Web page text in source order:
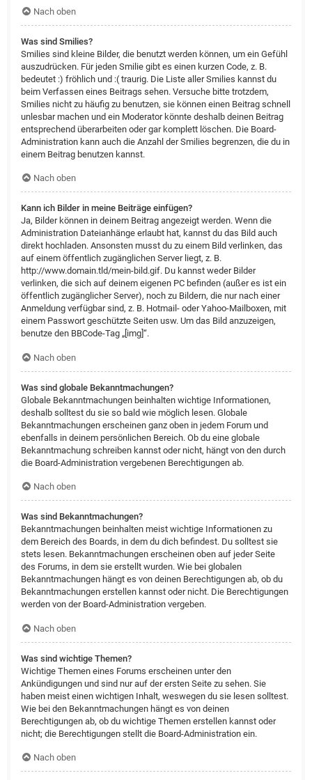
Nach oben
Was sind Smilies?
Smilies sind kleine Bilder, die benutzt werden können, um ein Gefühl
auszudrücken. Für jeden Smilie gibt es einen kurzen Code, z. B.
bedeutet :) fröhlich und :( traurig. Die Liste aller Smilies kannst du
beim Verfassen eines Beitrags sehen. Versuche bitte trotzdem,
Smilies nicht zu häufig zu benutzen, sie können einen Beitrag schnell
unlesbar machen und ein Moderator könnte deshalb deinen Beitrag
entsprechend überarbeiten oder gar komplett löschen. Die Board-
Administration kann auch die Anzahl der Smilies begrenzen, die du in
einem Beitrag benutzen kannst.
Nach oben
Kann ich Bilder in meine Beiträge einfügen?
Ja, Bilder können in deinem Beitrag angezeigt werden. Wenn die
Administration Dateianhänge erlaubt hat, kannst du das Bild auch
direkt hochladen. Ansonsten musst du zu einem Bild verlinken, das
auf einem öffentlich zugänglichen Server liegt, z. B.
http://www.domain.tld/mein-bild.gif. Du kannst weder Bilder
verlinken, die sich auf deinem eigenen PC befinden (außer es ist ein
öffentlich zugänglicher Server), noch zu Bildern, die nur nach einer
Anmeldung verfügbar sind, z. B. Hotmail- oder Yahoo-Mailboxen, mit
einem Passwort geschützte Seiten usw. Um das Bild anzuzeigen,
benutze den BBCode-Tag „[img]“.
Nach oben
Was sind globale Bekanntmachungen?
Globale Bekanntmachungen beinhalten wichtige Informationen,
deshalb solltest du sie so bald wie möglich lesen. Globale
Bekanntmachungen erscheinen ganz oben in jedem Forum und
ebenfalls in deinem persönlichen Bereich. Ob du eine globale
Bekanntmachung schreiben kannst oder nicht, hängt von den durch
die Board-Administration vergebenen Berechtigungen ab.
Nach oben
Was sind Bekanntmachungen?
Bekanntmachungen beinhalten meist wichtige Informationen zu
dem Bereich des Boards, in dem du dich befindest. Du solltest sie
stets lesen. Bekanntmachungen erscheinen oben auf jeder Seite
des Forums, in dem sie erstellt wurden. Wie bei globalen
Bekanntmachungen hängt es von deinen Berechtigungen ab, ob du
Bekanntmachungen erstellen kannst oder nicht. Die Berechtigungen
werden von der Board-Administration vergeben.
Nach oben
Was sind wichtige Themen?
Wichtige Themen eines Forums erscheinen unter den
Ankündigungen und sind nur auf der ersten Seite zu sehen. Sie
haben meist einen wichtigen Inhalt, weswegen du sie lesen solltest.
Wie bei den Bekanntmachungen hängt es von deinen
Berechtigungen ab, ob du wichtige Themen erstellen kannst oder
nicht; die Berechtigungen stellt die Board-Administration ein.
Nach oben